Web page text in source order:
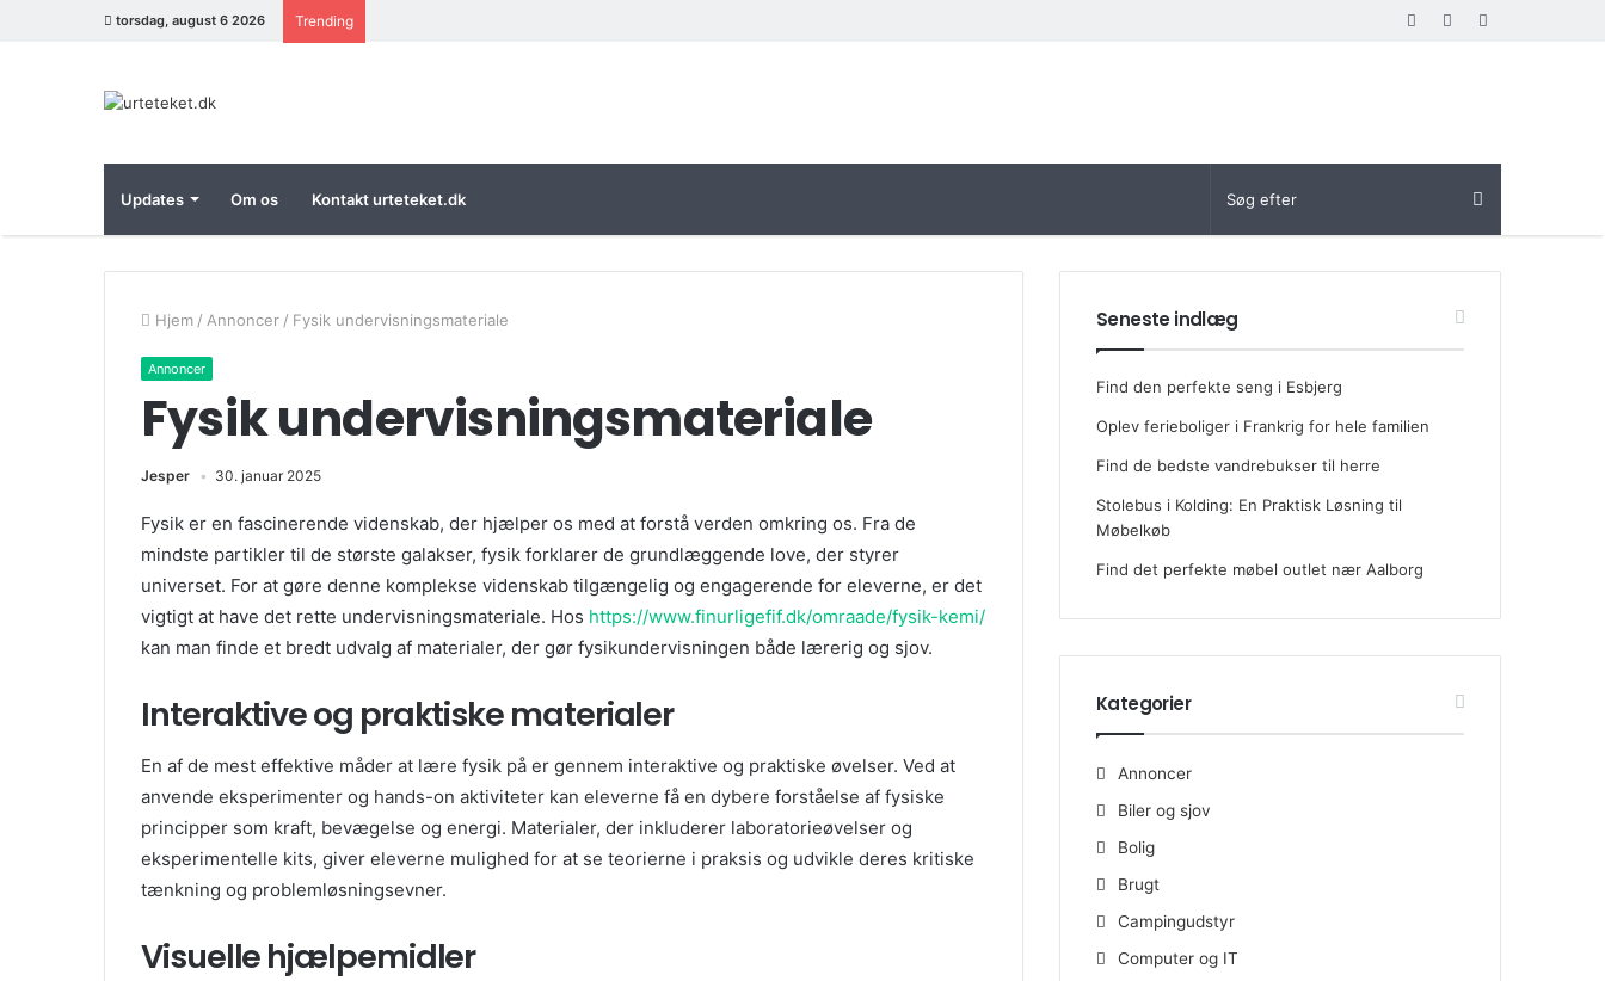
torsdag, august 6 2026 Trending Random
Updates Om os Kontakt urteteket.dk
Hjem / Annoncer / Fysik undervisningsmateriale
Annoncer
Fysik undervisningsmateriale
Jesper 30. januar 2025
Fysik er en fascinerende videnskab, der hjælper os med at forstå verden omkring os. Fra de
mindste partikler til de største galakser, fysik forklarer de grundlæggende love, der styrer
universet. For at gøre denne komplekse videnskab tilgængelig og engagerende for eleverne, er det
vigtigt at have det rette undervisningsmateriale. Hos https://www.finurligefif.dk/omraade/fysik-kemi/
kan man finde et bredt udvalg af materialer, der gør fysikundervisningen både lærerig og sjov.
Interaktive og praktiske materialer
En af de mest effektive måder at lære fysik på er gennem interaktive og praktiske øvelser. Ved at
anvende eksperimenter og hands-on aktiviteter kan eleverne få en dybere forståelse af fysiske
principper som kraft, bevægelse og energi. Materialer, der inkluderer laboratorieøvelser og
eksperimentelle kits, giver eleverne mulighed for at se teorierne i praksis og udvikle deres kritiske
tænkning og problemløsningsevner.
Visuelle hjælpemidler
Seneste indlæg
Find den perfekte seng i Esbjerg
Oplev ferieboliger i Frankrig for hele familien
Find de bedste vandrebukser til herre
Stolebus i Kolding: En Praktisk Løsning til
Møbelkøb
Find det perfekte møbel outlet nær Aalborg
Kategorier
Annoncer
Biler og sjov
Bolig
Brugt
Campingudstyr
Computer og IT